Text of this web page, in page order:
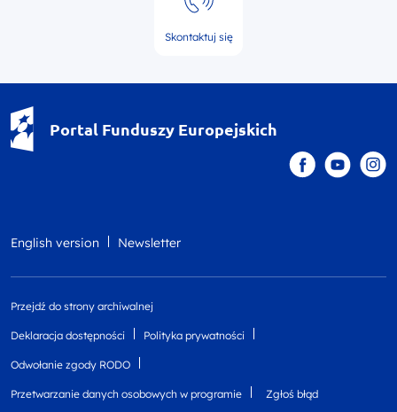
Skontaktuj się
Portal Funduszy Europejskich
English version Newsletter
Przejdź do strony archiwalnej
Deklaracja dostępności Polityka prywatności
Odwołanie zgody RODO
Przetwarzanie danych osobowych w programie Zgłoś błąd